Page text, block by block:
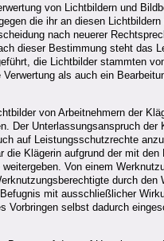
von Lichtbildern und
die ihr an diesen
nach neuerer
dieser Bestimmung steht das
die Lichtbilder stammten
als auch ein
von Arbeitnehmern der
Der Unterlassungsanspruch
auf Leistungsschutzrechte
die Klägerin aufgrund der mit
Von einem
durch
mit ausschließlicher
Vorbringen selbst dadurch